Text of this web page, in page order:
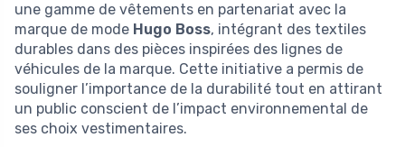
une gamme de vêtements en partenariat avec la
marque de mode Hugo Boss, intégrant des textiles
durables dans des pièces inspirées des lignes de
véhicules de la marque. Cette initiative a permis de
souligner l’importance de la durabilité tout en attirant
un public conscient de l’impact environnemental de
ses choix vestimentaires.